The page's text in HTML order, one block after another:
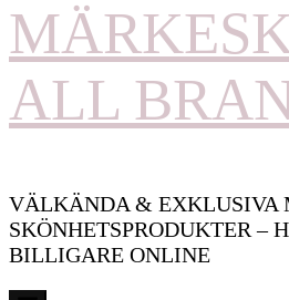
ALL
VÄLKÄNDA & EXKLUSIVA
SKÖNHETSPRODUKTER –
BILLIGARE ONLINE